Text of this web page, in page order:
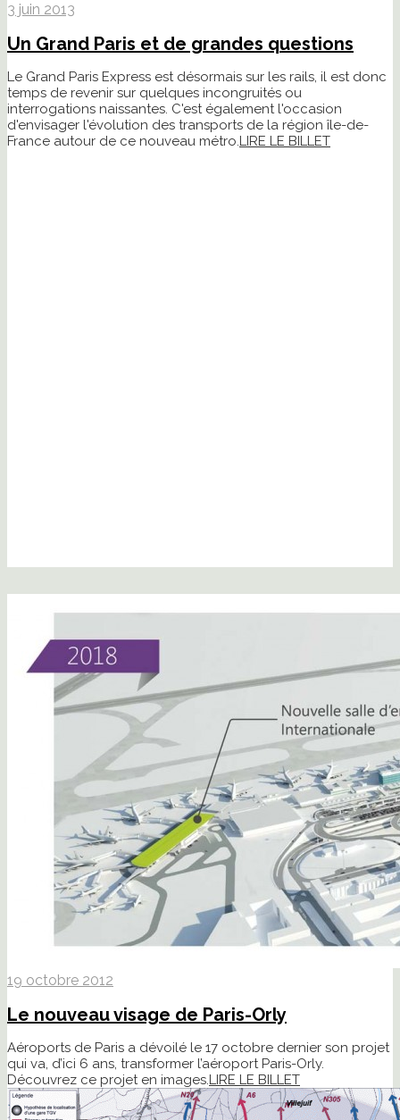
3 juin 2013
Un Grand Paris et de grandes questions
Le Grand Paris Express est désormais sur les rails, il est donc
temps de revenir sur quelques incongruités ou
interrogations naissantes. C'est également l'occasion
d'envisager l'évolution des transports de la région île-de-
France autour de ce nouveau métro.LIRE LE BILLET
19 octobre 2012
Le nouveau visage de Paris-Orly
Aéroports de Paris a dévoilé le 17 octobre dernier son projet
qui va, d’ici 6 ans, transformer l’aéroport Paris-Orly.
Découvrez ce projet en images.LIRE LE BILLET